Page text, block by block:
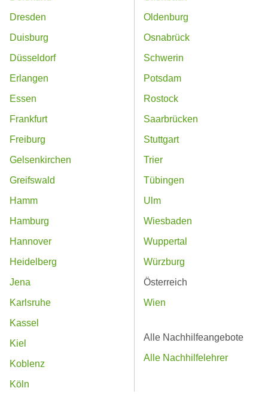
Dresden
Duisburg
Düsseldorf
Erlangen
Essen
Frankfurt
Freiburg
Gelsenkirchen
Greifswald
Hamm
Hamburg
Hannover
Heidelberg
Jena
Karlsruhe
Kassel
Kiel
Koblenz
Köln
Oldenburg
Osnabrück
Schwerin
Potsdam
Rostock
Saarbrücken
Stuttgart
Trier
Tübingen
Ulm
Wiesbaden
Wuppertal
Würzburg
Österreich
Wien
Alle Nachhilfeangebote
Alle Nachhilfelehrer